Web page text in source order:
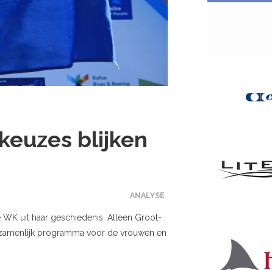
blijken
ANALYSE
uit haar geschiedenis. Alleen Groot-
programma voor de vrouwen en